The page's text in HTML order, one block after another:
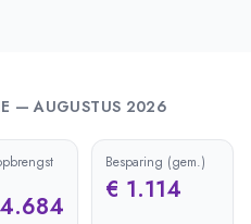
—AUGUSTUS 2026
Besparing (gem.)
€ 1.114